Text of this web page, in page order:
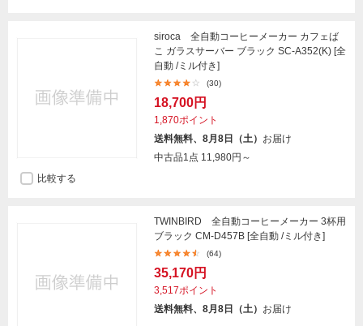
siroca 全自動コーヒーメーカー カフェば
こ ガラスサーバー ブラック SC-A352(K) [全
自動 /ミル付き]
(30)
18,700円
1,870ポイント
送料無料、8月8日（土） お届け
中古品1点 11,980円～
比較する
TWINBIRD 全自動コーヒーメーカー 3杯用
ブラック CM-D457B [全自動 /ミル付き]
(64)
35,170円
3,517ポイント
送料無料、8月8日（土） お届け